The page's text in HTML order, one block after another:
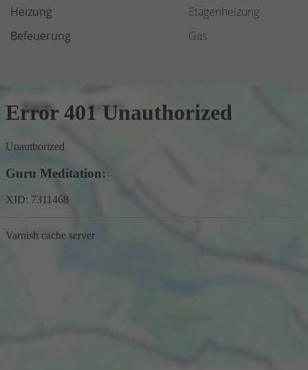
Heizung
Etagenheizung
Befeuerung
Gas